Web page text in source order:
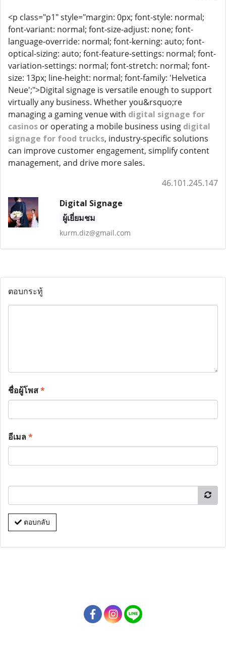
<p class="p1" style="margin: 0px; font-style: normal;
font-variant: normal; font-size-adjust: none; font-
language-override: normal; font-kerning: auto; font-
optical-sizing: auto; font-feature-settings: normal; font-
variation-settings: normal; font-stretch: normal; font-
size: 13px; line-height: normal; font-family: 'Helvetica
Neue';">Digital signage is versatile enough to support
virtually any business. Whether you&rsquo;re
managing a gaming venue with digital signage for
casinos or operating a mobile business using digital
signage for food trucks, industry-specific solutions
can improve customer engagement, simplify content
management, and drive more sales.
46.101.245.147
Digital Signage
ผู้เยี่ยมชม
kurm.diz@gmail.com
ตอบกระทู้
ชื่อผู้โพส*
อีเมล*
ตอบกลับ